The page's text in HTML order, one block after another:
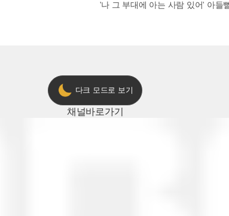
'나 그 부대에 아는 사람 있어' 아들
다크 모드로 보기
채널바로가기